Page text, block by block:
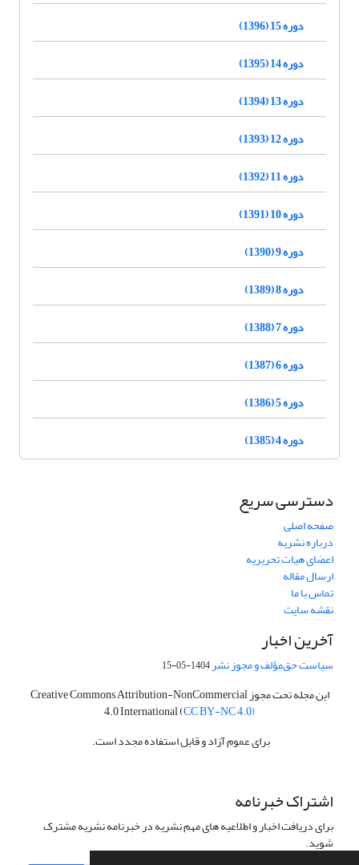
دوره 15 (1396)
دوره 14 (1395)
دوره 13 (1394)
دوره 12 (1393)
دوره 11 (1392)
دوره 10 (1391)
دوره 9 (1390)
دوره 8 (1389)
دوره 7 (1388)
دوره 6 (1387)
دوره 5 (1386)
دوره 4 (1385)
دسترسی سریع
صفحه اصلی
درباره نشریه
اعضای هیات تحریریه
ارسال مقاله
تماس با ما
نقشه سایت
آخرین اخبار
سیاست حق‌مؤلف و مجوز نشر1404-05-15
این مجله تحت مجوز Creative Commons Attribution-NonCommercial
4.0 International (CC BY-NC 4.0)
برای عموم آزاد و قابل استفاده مجدد است.
اشتراک خبرنامه
برای دریافت اخبار و اطلاعیه های مهم نشریه در خبرنامه نشریه مشترک
شوید.